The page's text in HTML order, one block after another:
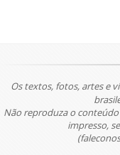
Os textos, fotos, artes e
Não reproduza o
impresso,